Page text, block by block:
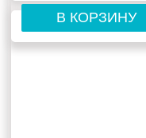
В КОРЗИНУ